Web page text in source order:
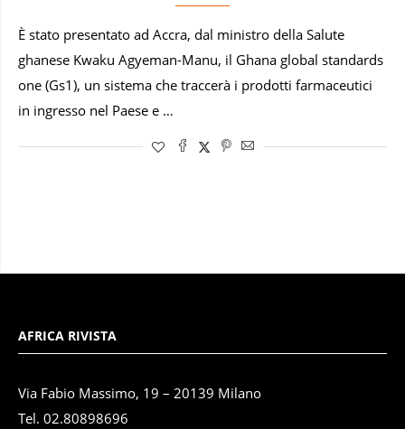
È stato presentato ad Accra, dal ministro della Salute
ghanese Kwaku Agyeman-Manu, il Ghana global standards
one (Gs1), un sistema che traccerà i prodotti farmaceutici
in ingresso nel Paese e …
AFRICA RIVISTA
Via Fabio Massimo, 19 – 20139 Milano
Tel. 02.80898696